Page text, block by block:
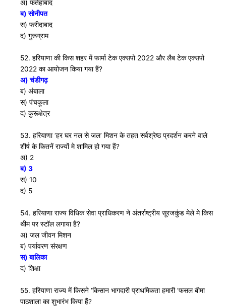
अ) फतेहाबाद
ब) सोनीपत
स) फरीदाबाद
द) गुरूग्राम
52. हरियाणा की किस शहर में फार्मा टेक एक्सपो 2022 और लैब टेक एक्सपो
2022 का आयोजन किया गया हैं?
अ) चंडीगढ़
ब) अंबाला
स) पंचकूला
द) कुरूक्षेत्र
53. हरियाणा ‘हर घर नल से जल’ मिशन के तहत सर्वश्रेष्ठ प्रदर्शन करने वाले
शीर्ष के कितनें राज्यों मे शामिल हो गया हैं?
अ) 2
ब) 3
स) 10
द) 5
54. हरियाणा राज्य विधिक सेवा प्राधिकरण ने अंतर्राष्ट्रीय सूरजकुंड मेले मे किस
थीम पर स्टाॅल लगाया हैं?
अ) जल जीवन मिशन
ब) पर्यावरण संरक्षण
स) बालिका
द) शिक्षा
55. हरियाणा राज्य में किसने ‘किसान भागदारी प्राथमिकता हमारी ‘फसल बीमा
पाठशाला का शुभारंभ किया हैं?